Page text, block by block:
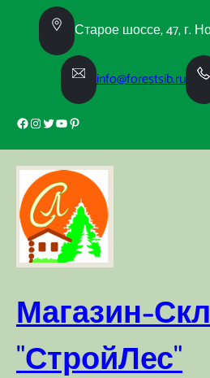
Перейти
содержимому
Старое шоссе, 47, г.
info@forestsib.ru
Facebook
Instagram
Twitter
YouTube
Pinterest
Магазин-
"СтройЛес"